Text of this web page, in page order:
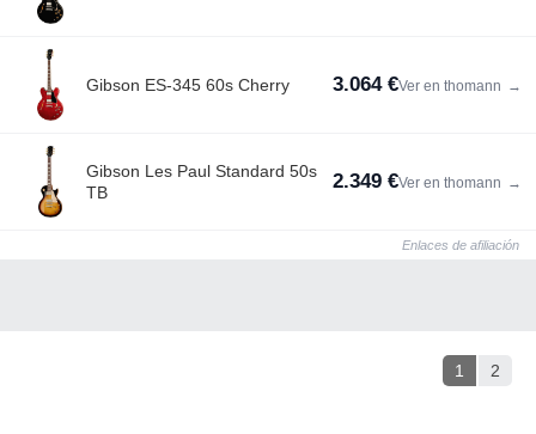
Gibson ES-345 60s Cherry 3.064 €Ver en thomann →
Gibson Les Paul Standard 50s
TB
2.349 €Ver en thomann →
Enlaces de afiliación
1 2